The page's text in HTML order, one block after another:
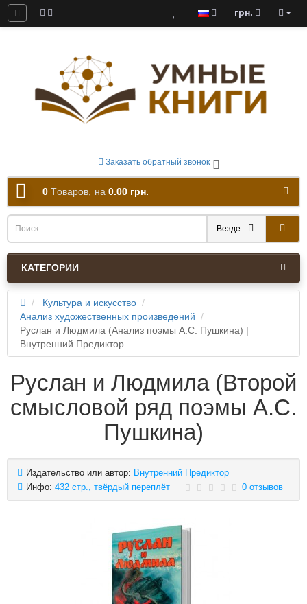
грн.
Заказать обратный звонок
0 Tоваров, на 0.00 грн.
Везде
КАТЕГОРИИ
Культура и искусство
Анализ художественных произведений
Руслан и Людмила (Анализ поэмы А.С. Пушкина) |
Внутренний Предиктор
Руслан и Людмила (Второй
смысловой ряд поэмы А.С.
Пушкина)
Издательство или автор: Внутренний Предиктор
Инфо: 432 стр., твёрдый переплёт 0 отзывов